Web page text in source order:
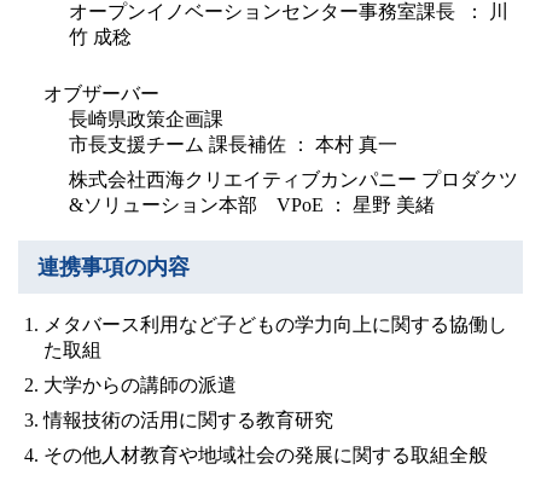
オープンイノベーションセンター事務室課長 ： 川
竹 成稔
オブザーバー
長崎県政策企画課
市長支援チーム 課長補佐 ： 本村 真一
株式会社西海クリエイティブカンパニー プロダクツ
&ソリューション本部 VPoE ： 星野 美緒
連携事項の内容
メタバース利用など子どもの学力向上に関する協働し
た取組
大学からの講師の派遣
情報技術の活用に関する教育研究
その他人材教育や地域社会の発展に関する取組全般